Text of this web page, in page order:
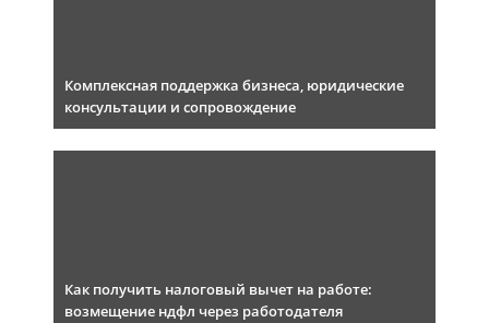
Комплексная поддержка бизнеса, юридические
консультации и сопровождение
Как получить налоговый вычет на работе:
возмещение ндфл через работодателя